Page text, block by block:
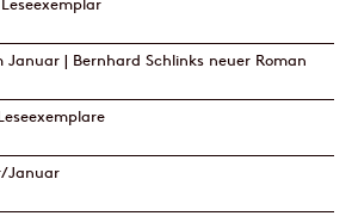
Januar | Bernhard Schlinks neuer Roman
Januar